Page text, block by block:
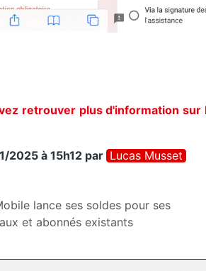
retrouver plus d'information
2025 à 15h12 par Lucas Musset
lance ses soldes pour ses
et abonnés existants